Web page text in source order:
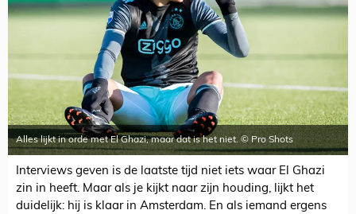
Alles lijkt in orde met El Ghazi, maar dat is het niet. © Pro Shots
Interviews geven is de laatste tijd niet iets waar El Ghazi
zin in heeft. Maar als je kijkt naar zijn houding, lijkt het
duidelijk: hij is klaar in Amsterdam. En als iemand ergens